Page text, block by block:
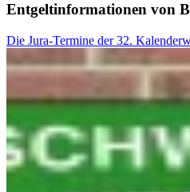
Entgeltinformationen von
Die Jura-Termine der 32.